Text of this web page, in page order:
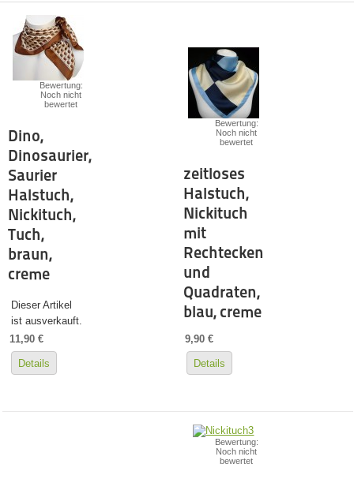
Bewertung:
Noch nicht
bewertet
Dino,
Dinosaurier,
Saurier
Halstuch,
Nickituch,
Tuch,
braun,
creme
Dieser Artikel
ist ausverkauft.
11,90 €
Details
Bewertung:
Noch nicht
bewertet
zeitloses
Halstuch,
Nickituch
mit
Rechtecken
und
Quadraten,
blau, creme
9,90 €
Details
Bewertung:
Noch nicht
bewertet